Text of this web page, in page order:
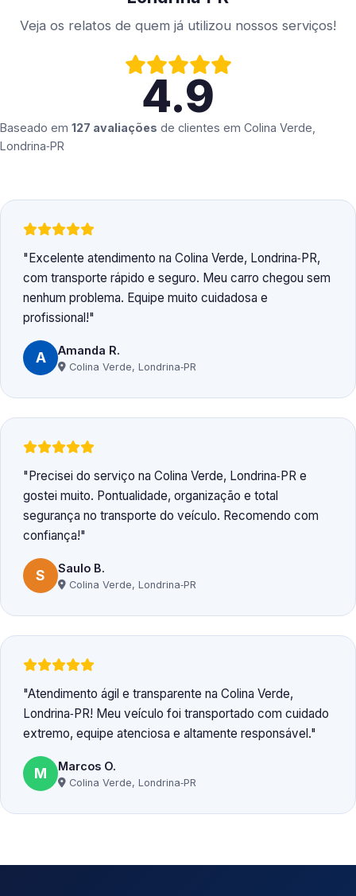
Veja os relatos de quem já utilizou nossos serviços!
4.9
Baseado em 127 avaliações de clientes em Colina Verde,
Londrina‑PR
Excelente atendimento na Colina Verde, Londrina‑PR,
com transporte rápido e seguro. Meu carro chegou sem
nenhum problema. Equipe muito cuidadosa e
profissional!
A Amanda R.
Colina Verde, Londrina‑PR
Precisei do serviço na Colina Verde, Londrina‑PR e
gostei muito. Pontualidade, organização e total
segurança no transporte do veículo. Recomendo com
confiança!
S Saulo B.
Colina Verde, Londrina‑PR
Atendimento ágil e transparente na Colina Verde,
Londrina‑PR! Meu veículo foi transportado com cuidado
extremo, equipe atenciosa e altamente responsável.
M Marcos O.
Colina Verde, Londrina‑PR